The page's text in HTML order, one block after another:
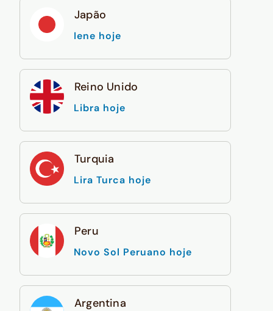
Japão
Iene hoje
Reino Unido
Libra hoje
Turquia
Lira Turca hoje
Peru
Novo Sol Peruano hoje
Argentina